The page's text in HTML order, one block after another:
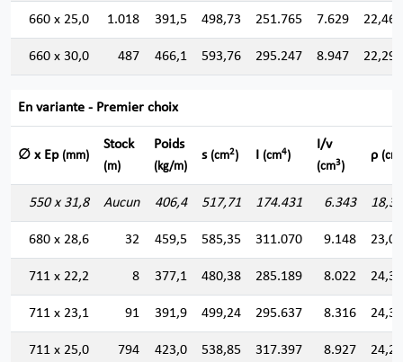
660 x 25,0 1.018 391,5 498,73 251.765 7.629 22,468
660 x 30,0 487 466,1 593,76 295.247 8.947 22,299
En variante - Premier choix
∅ x Ep (mm)
Stock
(m)
Poids
(kg/m)
s (cm2) I (cm4)
I/v
(cm3)
ρ (cm)
550 x 31,8 Aucun 406,4 517,71 174.431 6.343
680 x 28,6 32 459,5 585,35 311.070 9.148
711 x 22,2 8 377,1 480,38 285.189 8.022
711 x 23,1 91 391,9 499,24 295.637 8.316
711 x 25,0 794 423,0 538,85 317.397 8.927